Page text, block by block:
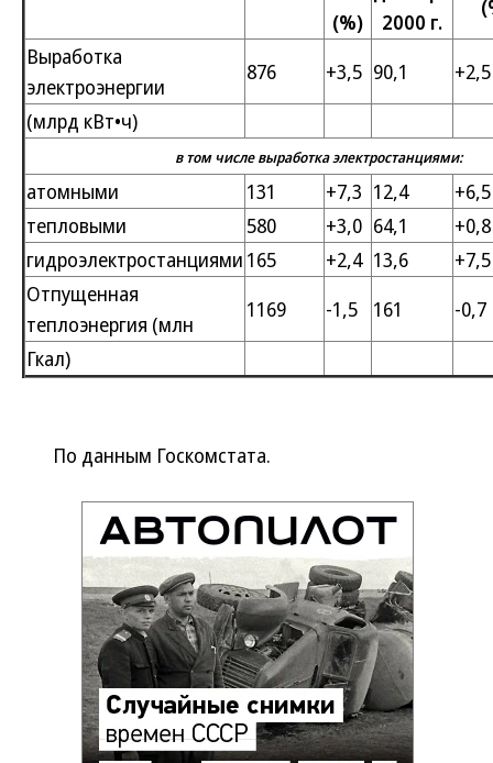
(%)
2000 г.
Выработка
электроэнергии
876 +3,5 90,1
+2,5
(млрд кВт•ч)
в том числе выработка электростанциями:
атомными 131 +7,3 12,4
+6,5
тепловыми
580 +3,0 64,1
+0,8
гидроэлектростанциями 165 +2,4 13,6
+7,5
Отпущенная
теплоэнергия (млн
1169 -1,5 161
-0,7
Гкал)
По данным Госкомстата.